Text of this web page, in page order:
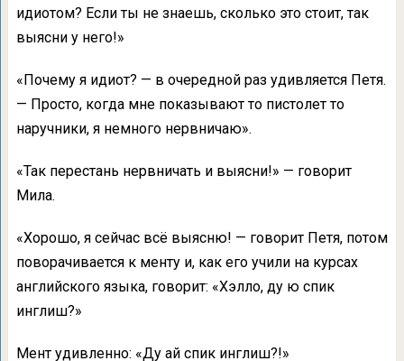
идиотом? Если ты не знаешь, сколько это стоит, так
выясни у него!»
«Почему я идиот? — в очередной раз удивляется Петя.
— Просто, когда мне показывают то пистолет то
наручники, я немного нервничаю».
«Так перестань нервничать и выясни!» — говорит
Мила.
«Хорошо, я сейчас всё выясню! — говорит Петя, потом
поворачивается к менту и, как его учили на курсах
английского языка, говорит: «Хэлло, ду ю спик
инглиш?»
Мент удивленно: «Ду ай спик инглиш?!»